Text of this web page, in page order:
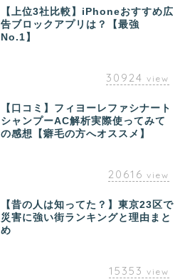
【上位3社比較】iPhoneおすすめ広
告ブロックアプリは？【最強
No.1】
30924 view
【口コミ】フィヨーレファシナート
シャンプーAC解析実際使ってみて
の感想【癖毛の方へオススメ】
20616 view
【昔の人は知ってた？】東京23区で
災害に強い街ランキングと理由まと
め
15353 view